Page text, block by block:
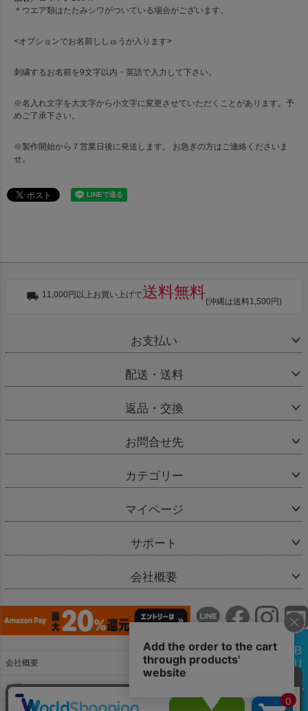
＊ウエア類はたたみシワがついている場合がございます。
<オプションでお名前ししゅうが入ります>
刺繍するお名前を9文字以内・英語で入力して下さい。
※名入れ文字を大文字から小文字に変更させていただくことがあります。予
めご了承下さい。
※製作開始から７営業日後に発送します。 お急ぎの方はご連絡くださいま
せ。
11,000円以上お買い上げで送料無料
(沖縄は送料1,500円)
お支払い
配送・送料
返品・交換
お問合せ先
カテゴリー
マイページ
サポート
会社概要
会社概要
お問い合わせ